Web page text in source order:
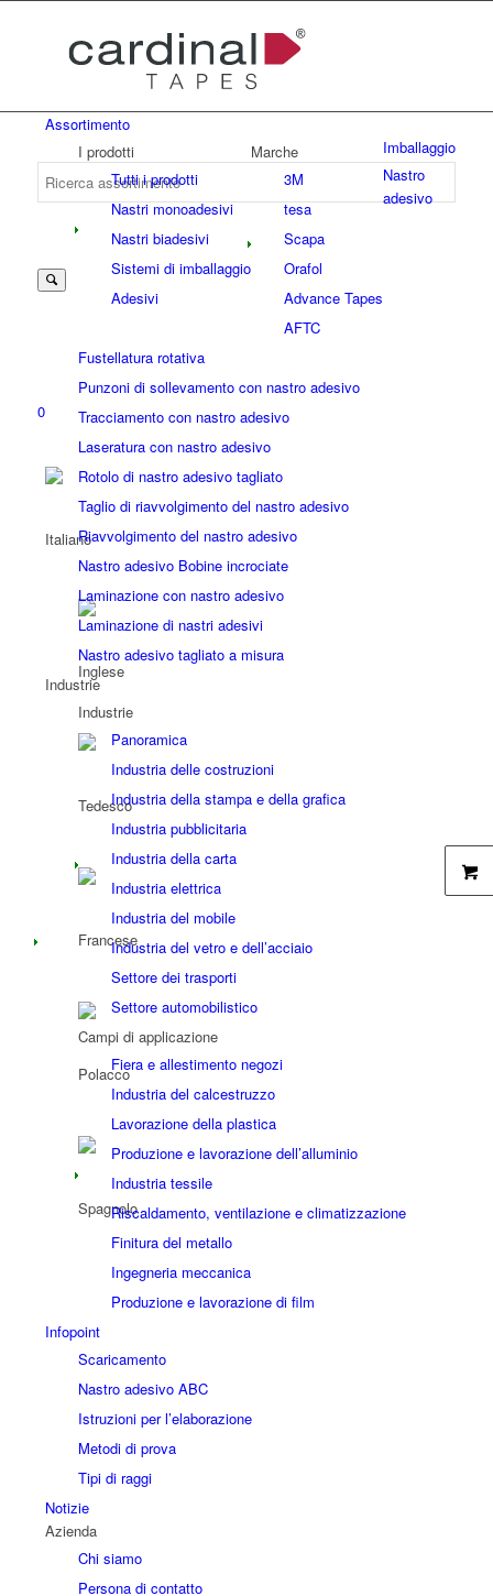
0
Assortimento
I prodotti
Tutti i prodotti
Nastri monoadesivi
Nastri biadesivi
Sistemi di imballaggio
Adesivi
Marche
3M
tesa
Scapa
Orafol
Advance Tapes
AFTC
Imballaggio
Nastro
adesivo
Fustellatura rotativa
Punzoni di sollevamento con nastro adesivo
Tracciamento con nastro adesivo
Laseratura con nastro adesivo
Rotolo di nastro adesivo tagliato
Taglio di riavvolgimento del nastro adesivo
Riavvolgimento del nastro adesivo
Nastro adesivo Bobine incrociate
Laminazione con nastro adesivo
Laminazione di nastri adesivi
Nastro adesivo tagliato a misura
Industrie
Industrie
Panoramica
Industria delle costruzioni
Industria della stampa e della grafica
Industria pubblicitaria
Industria della carta
Industria elettrica
Industria del mobile
Industria del vetro e dell’acciaio
Settore dei trasporti
Settore automobilistico
Campi di applicazione
Fiera e allestimento negozi
Industria del calcestruzzo
Lavorazione della plastica
Produzione e lavorazione dell’alluminio
Industria tessile
Riscaldamento, ventilazione e climatizzazione
Finitura del metallo
Ingegneria meccanica
Produzione e lavorazione di film
Infopoint
Scaricamento
Nastro adesivo ABC
Istruzioni per l’elaborazione
Metodi di prova
Tipi di raggi
Notizie
Azienda
Chi siamo
Persona di contatto